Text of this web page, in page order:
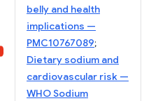
belly and health
implications —
PMC10767089;
Dietary sodium and
cardiovascular risk —
WHO Sodium